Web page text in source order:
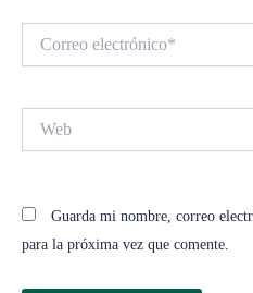
electrónico*
Guarda mi nombre, correo
para la próxima vez que comente.